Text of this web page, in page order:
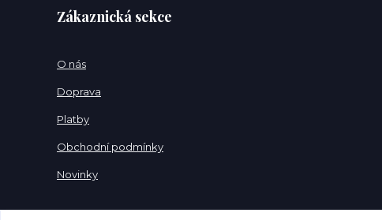
Zákaznická sekce
O nás
Doprava
Platby
Obchodní podmínky
Novinky